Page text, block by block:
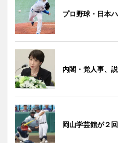
プロ野球・日本
内閣・党人事、
岡山学芸館が２